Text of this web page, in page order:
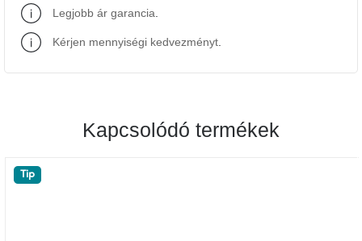
Ame
Yens
Szezonális
Bohém
Legjobb ár garancia
Kérjen mennyiségi kedvezményt
Kapcsolódó termékek
Tip